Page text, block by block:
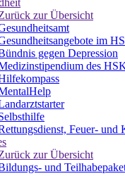
zur Übersicht
im
gegen Depression
des
Feuer- und
zur Übersicht
und